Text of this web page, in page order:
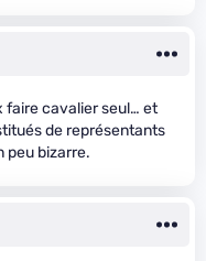
faire cavalier seul… et
de représentants
peu bizarre.